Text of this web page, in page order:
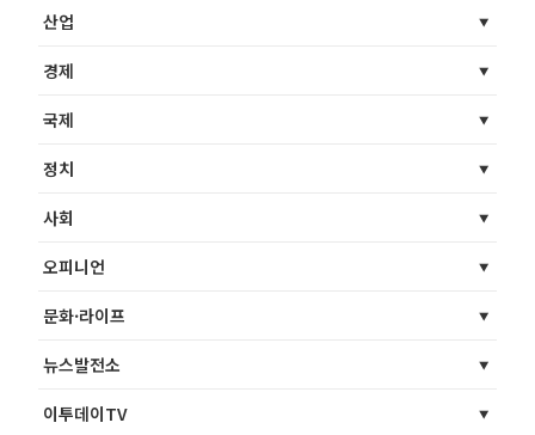
산업
경제
국제
정치
사회
오피니언
문화·라이프
뉴스발전소
이투데이TV